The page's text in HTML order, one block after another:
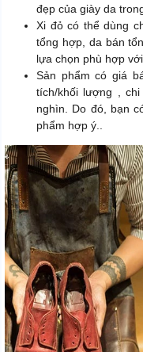
đẹp của giày da
Xi đỏ có thể dùng
tổng hợp, da bán
lựa chọn phù hợp
Sản phẩm có giá
tích/khối lượng ,
nghìn. Do đó, bạn
phẩm hợp ý..